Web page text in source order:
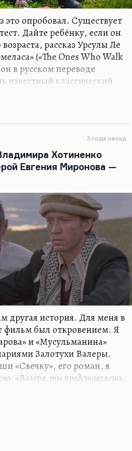
это опробовал. Существует
Дайте ребёнку, если он
рассказ Урсулы Ле
(«The Ones Who Walk
в русском переводе
известный классический
всё (самые жестокие
самые умные),
«Что это за чушь?» —
давать литературную
всё. Это очень важный
критерий для
— как он отнесётся к этому
по-моему,…
3 года назад
Хотиненко
Евгения Миронова —
другая история. Для меня в
фильм был откровением. Я
и «Мусульманина»
Залотухи Валеры.
«Свечку», его роман, я
«Валера, ты представляешь,
никто не будет
никто не будет помнить
Индии». Тебя
великого двухтомного